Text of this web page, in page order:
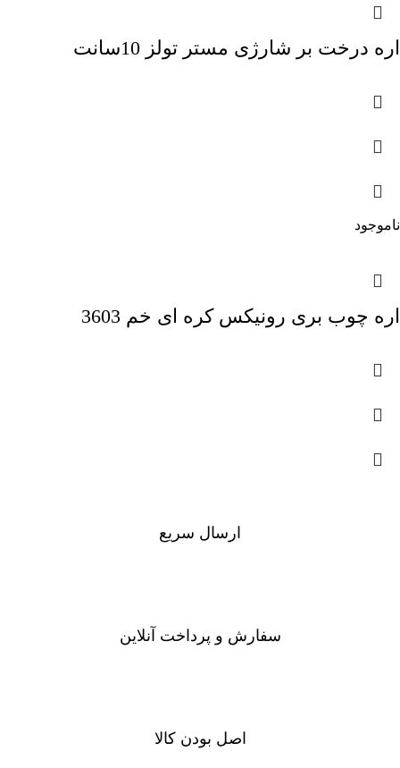
اره درخت بر شارژی مستر تولز 10سانت
ناموجود
اره چوب بری رونیکس کره ای خم 3603
ارسال سریع
سفارش و پرداخت آنلاین
اصل بودن کالا